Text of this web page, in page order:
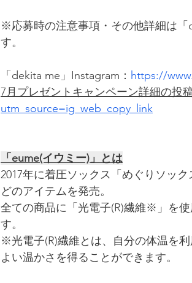
※応募時の注意事項・その他詳細は「
す。
「dekita me」Instagram： https://
7月プレゼントキャンペーン詳細の投稿
utm_source=ig_web_copy_link
「eume(イウミー)」とは
2017年に着圧ソックス「めぐりソッ
どのアイテムを発売。
全ての商品に「光電子(R)繊維※」を
す。
※光電子(R)繊維とは、自分の体温を
よい温かさを得ることができます。